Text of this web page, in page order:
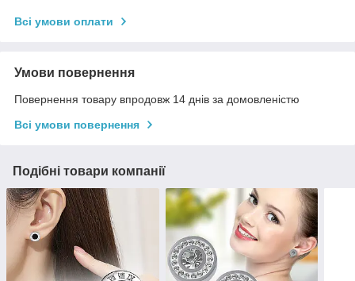
Всі умови оплати
Умови повернення
Повернення товару впродовж 14 днів за домовленістю
Всі умови повернення
Подібні товари компанії